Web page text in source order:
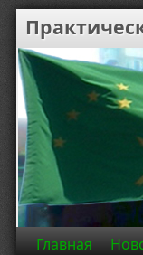
Главная